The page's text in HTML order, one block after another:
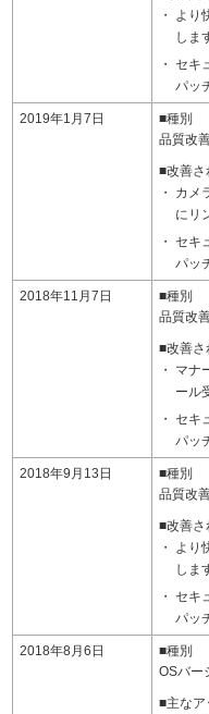
より
しま
セキ
パッ
2019年1月7日
■種別
品質改
■改善さ
カメ
にリ
セキ
パッ
2018年11月7日
■種別
品質改
■改善さ
マナ
ール
セキ
パッ
2018年9月13日
■種別
品質改
■改善さ
より
しま
セキ
パッ
2018年8月6日
■種別
OSバー
■主なア